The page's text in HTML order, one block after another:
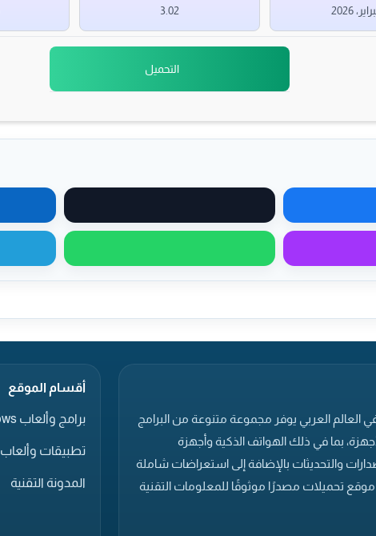
3.02
التحميل
على فيسبوك
عبر ماسنجر مشاركة عبر واتساب
العالم العربي يوفر مجموعة متنوعة من البرامج
بما في ذلك الهواتف الذكية وأجهزة
والتحديثات بالإضافة إلى استعراضات شاملة
تحميلات مصدرًا موثوقًا للمعلومات التقنية
أقسام الموقع
برامج وألعاب Windows
تطبيقات وألعاب Android
المدونة التقنية